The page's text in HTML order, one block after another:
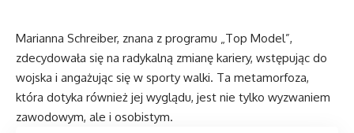
Marianna Schreiber, znana z programu „Top Model”,
zdecydowała się na radykalną zmianę kariery, wstępując do
wojska i angażując się w sporty walki. Ta metamorfoza,
która dotyka również jej wyglądu, jest nie tylko wyzwaniem
zawodowym, ale i osobistym.